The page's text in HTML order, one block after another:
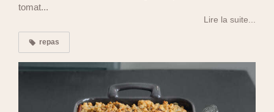
tomat...
Lire la suite...
repas